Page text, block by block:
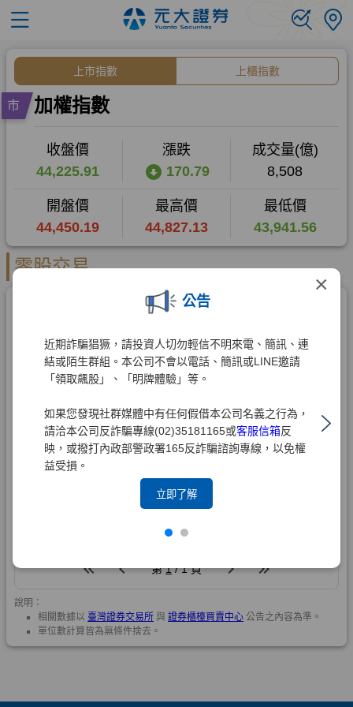
×
公告
近期詐騙猖獗，請投資人切勿輕信不明來電、簡訊、連
結或陌生群組。本公司不會以電話、簡訊或LINE邀請
「領取飆股」、「明牌體驗」等。
如果您發現社群媒體中有任何假借本公司名義之行為，
請洽本公司反詐騙專線(02)35181165或客服信箱反
映，或撥打內政部警政署165反詐騙諮詢專線，以免權
益受損。
立即了解